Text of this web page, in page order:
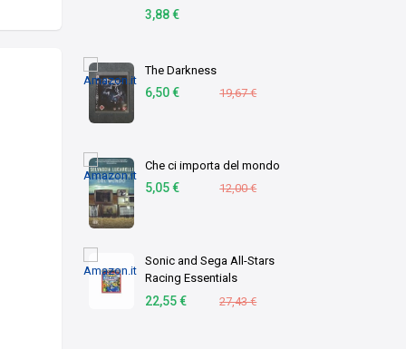
3,88 €
The Darkness
6,50 € 19,67 €
Che ci importa del mondo
5,05 € 12,00 €
Sonic and Sega All-Stars
Racing Essentials
(PlayStation 3) [Edizione:
22,55 € 27,43 €